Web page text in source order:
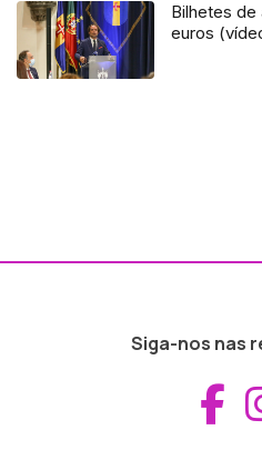
Bilhetes de
euros
Siga-nos nas